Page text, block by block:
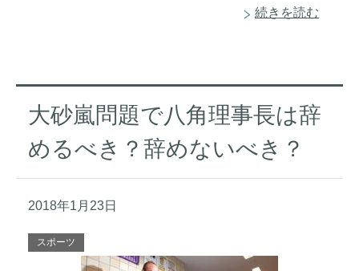
続きを読む
大砂嵐問題で八角理事長は辞
めるべき？辞めないべき？
2018年1月23日
スポーツ